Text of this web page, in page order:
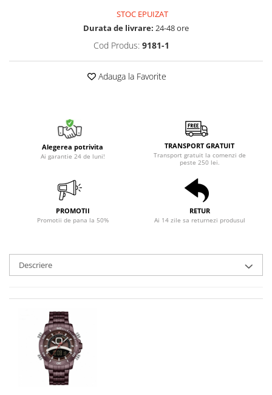
STOC EPUIZAT
Durata de livrare: 24-48 ore
Cod Produs: 9181-1
Adauga la Favorite
Alegerea potrivita
Ai garantie 24 de luni!
TRANSPORT GRATUIT
Transport gratuit la comenzi de
peste 250 lei.
PROMOTII
Promotii de pana la 50%
RETUR
Ai 14 zile sa returnezi produsul
Descriere